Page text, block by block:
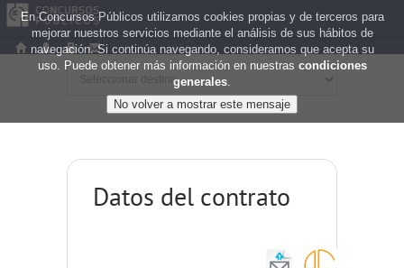
Datos del contrato
En Concursos Públicos utilizamos cookies propias y de terceros para
mejorar nuestros servicios mediante el análisis de sus hábitos de
navegación. Si continúa navegando, consideramos que acepta su
uso. Puede obtener más información en nuestras condiciones
generales.